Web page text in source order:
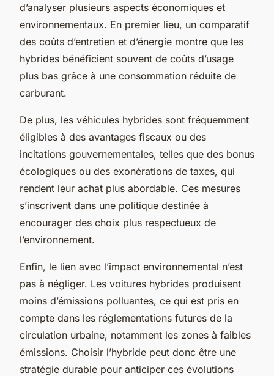
d’analyser plusieurs aspects économiques et
environnementaux. En premier lieu, un comparatif
des coûts d’entretien et d’énergie montre que les
hybrides bénéficient souvent de coûts d’usage
plus bas grâce à une consommation réduite de
carburant.
De plus, les véhicules hybrides sont fréquemment
éligibles à des avantages fiscaux ou des
incitations gouvernementales, telles que des bonus
écologiques ou des exonérations de taxes, qui
rendent leur achat plus abordable. Ces mesures
s’inscrivent dans une politique destinée à
encourager des choix plus respectueux de
l’environnement.
Enfin, le lien avec l’impact environnemental n’est
pas à négliger. Les voitures hybrides produisent
moins d’émissions polluantes, ce qui est pris en
compte dans les réglementations futures de la
circulation urbaine, notamment les zones à faibles
émissions. Choisir l’hybride peut donc être une
stratégie durable pour anticiper ces évolutions